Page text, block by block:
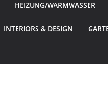
HEIZUNG/WARMWASSER
INTERIORS & DESIGN